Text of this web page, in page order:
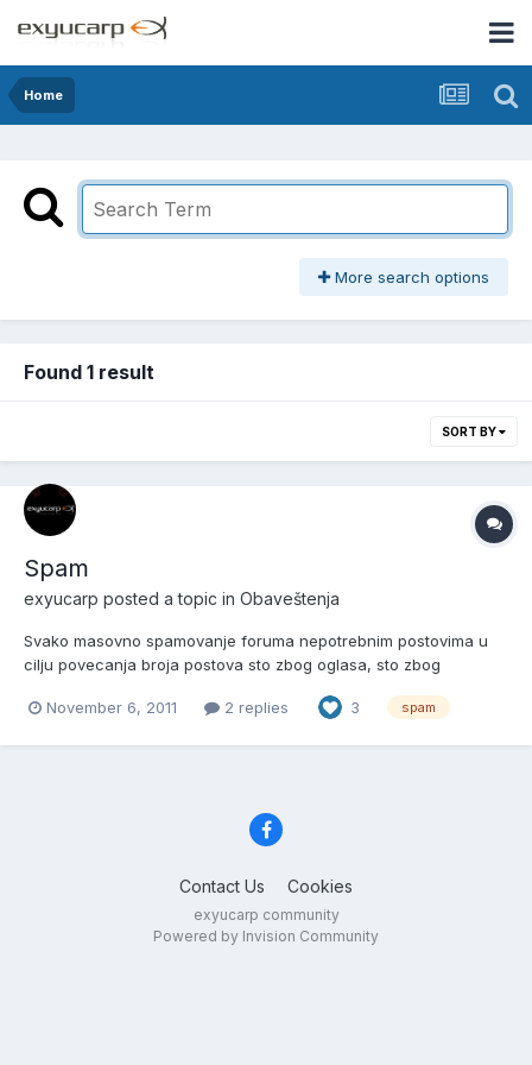
Home
More search options
Found 1 result
SORT BY
Spam
exyucarp posted a topic in Obaveštenja
Svako masovno spamovanje foruma nepotrebnim postovima u
cilju povecanja broja postova sto zbog oglasa, sto zbog
foruma. Ukoliko se Spam nastavi sledeca suspenzija je 7 dana, a
November 6, 2011 2 replies 3 spam
Contact Us Cookies
exyucarp community
Powered by Invision Community